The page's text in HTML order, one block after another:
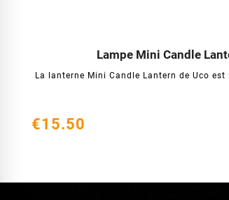
Lampe Mini Candle
La lanterne Mini Candle Lantern de Uco est
  
€15.50